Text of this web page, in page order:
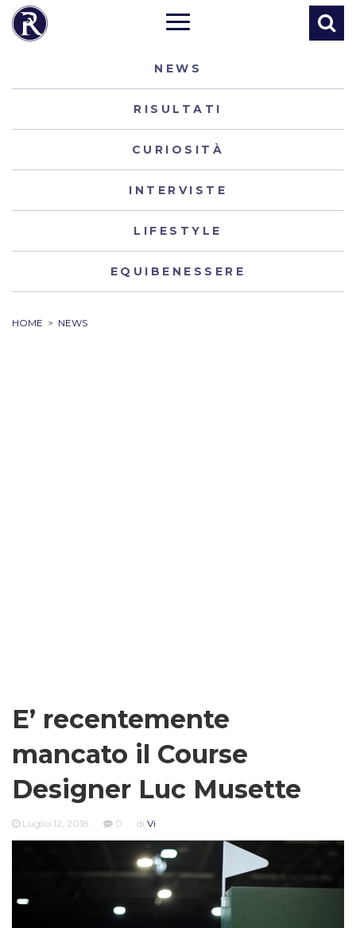
NEWS
RISULTATI
CURIOSITÀ
INTERVISTE
LIFESTYLE
EQUIBENESSERE
HOME > NEWS
E’ recentemente
mancato il Course
Designer Luc Musette
Luglio 12, 2018 0 di Vi